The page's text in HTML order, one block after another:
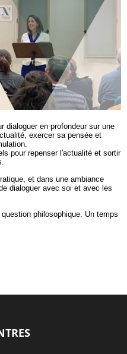
dialoguer en profondeur sur une
exercer sa pensée et
pour repenser l'actualité et sortir
et dans une ambiance
dialoguer avec soi et avec les
philosophique. Un temps